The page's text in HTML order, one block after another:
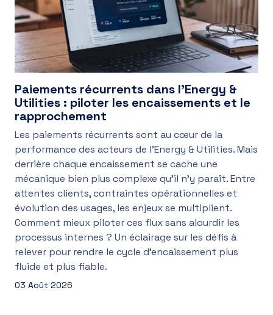
Paiements récurrents dans l’Energy &
Utilities : piloter les encaissements et le
rapprochement
Les paiements récurrents sont au cœur de la
performance des acteurs de l’Energy & Utilities. Mais
derrière chaque encaissement se cache une
mécanique bien plus complexe qu’il n’y paraît. Entre
attentes clients, contraintes opérationnelles et
évolution des usages, les enjeux se multiplient.
Comment mieux piloter ces flux sans alourdir les
processus internes ? Un éclairage sur les défis à
relever pour rendre le cycle d’encaissement plus
fluide et plus fiable.
03 Août 2026